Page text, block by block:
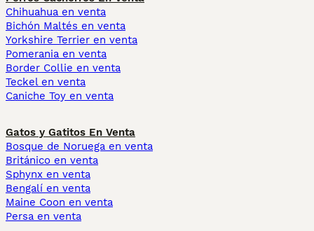
Chihuahua en venta
Bichón Maltés en venta
Yorkshire Terrier en venta
Pomerania en venta
Border Collie en venta
Teckel en venta
Caniche Toy en venta
Gatos y Gatitos En Venta
Bosque de Noruega en venta
Británico en venta
Sphynx en venta
Bengalí en venta
Maine Coon en venta
Persa en venta